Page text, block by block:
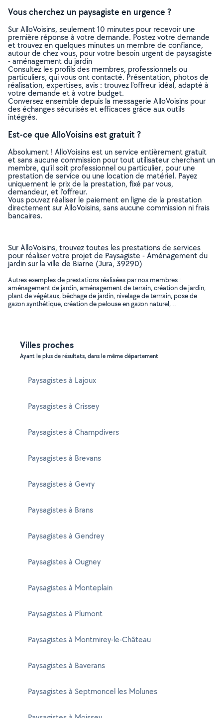
Vous cherchez un paysagiste en urgence ?
Sur AlloVoisins, seulement 10 minutes pour recevoir une
première réponse à votre demande. Postez votre demande
et trouvez en quelques minutes un membre de confiance,
autour de chez vous, pour votre besoin urgent de paysagiste
- aménagement du jardin
Consultez les profils des membres, professionnels ou
particuliers, qui vous ont contacté. Présentation, photos de
réalisation, expertises, avis : trouvez l'offreur idéal, adapté à
votre demande et à votre budget.
Conversez ensemble depuis la messagerie AlloVoisins pour
des échanges sécurisés et efficaces grâce aux outils
intégrés.
Est-ce que AlloVoisins est gratuit ?
Absolument ! AlloVoisins est un service entièrement gratuit
et sans aucune commission pour tout utilisateur cherchant un
membre, qu’il soit professionnel ou particulier, pour une
prestation de service ou une location de matériel. Payez
uniquement le prix de la prestation, fixé par vous,
demandeur, et l’offreur.
Vous pouvez réaliser le paiement en ligne de la prestation
directement sur AlloVoisins, sans aucune commission ni frais
bancaires.
Sur AlloVoisins, trouvez toutes les prestations de services
pour réaliser votre projet de Paysagiste - Aménagement du
jardin sur la ville de Biarne (Jura, 39290)
Autres exemples de prestations réalisées par nos membres :
aménagement de jardin, aménagement de terrain, création de jardin,
plant de végétaux, bêchage de jardin, nivelage de terrrain, pose de
gazon synthétique, création de pelouse en gazon naturel, ..
Villes proches
Ayant le plus de résultats, dans le même département
Paysagistes à Lajoux
Paysagistes à Crissey
Paysagistes à Champdivers
Paysagistes à Brevans
Paysagistes à Gevry
Paysagistes à Brans
Paysagistes à Gendrey
Paysagistes à Ougney
Paysagistes à Monteplain
Paysagistes à Plumont
Paysagistes à Montmirey-le-Château
Paysagistes à Baverans
Paysagistes à Septmoncel les Molunes